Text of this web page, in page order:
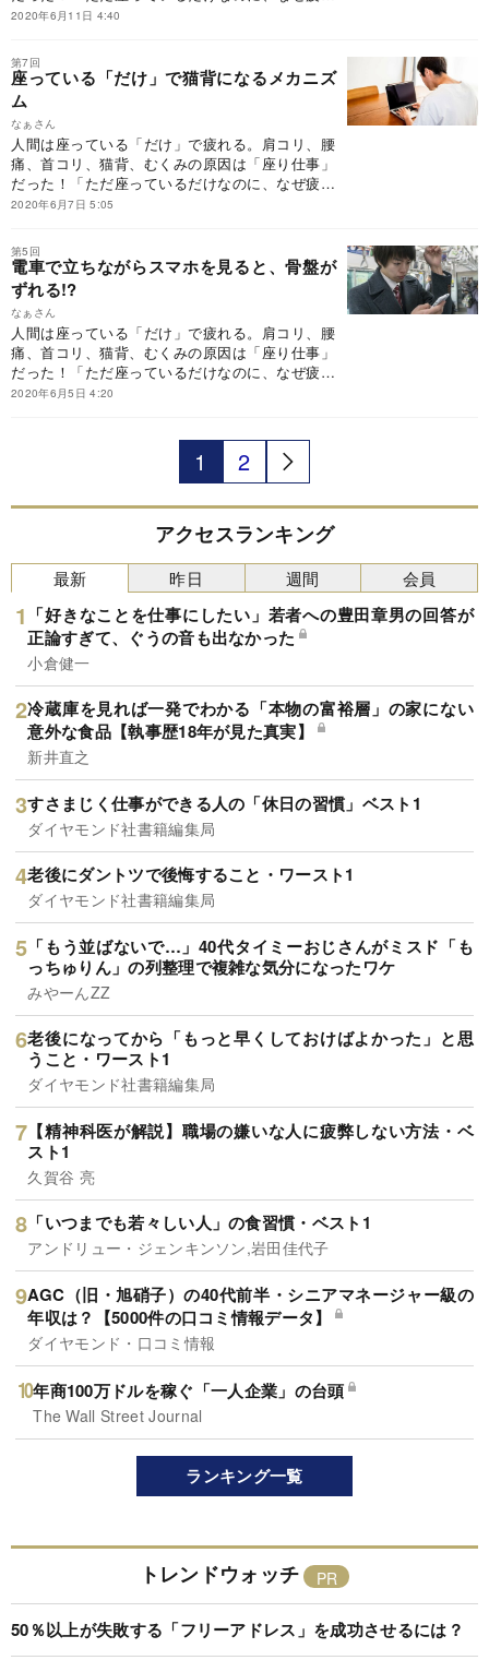
てしまうのか」。その答えはシンプルで明快。
流が悪くなり、コリが生まれる」から。硬くなっ
た筋肉を徹底的にほぐし、コリをとる。それには
ストレッチしかない。
2020年6月11日 4:40
第7回
座っている「だけ」で猫背になるメカニズ
ム
なぁさん
人間は座っている「だけ」で疲れる。肩コリ、腰
痛、首コリ、猫背、むくみの原因は「座り仕事」
だった！「ただ座っているだけなのに、なぜ疲れ
てしまうのか」。その答えはシンプルで明快。
流が悪くなり、コリが生まれる」から。硬くなっ
た筋肉を徹底的にほぐし、コリをとる。それには
ストレッチしかない。
2020年6月7日 5:05
第5回
電車で立ちながらスマホを見ると、骨盤が
ずれる!?
なぁさん
人間は座っている「だけ」で疲れる。肩コリ、腰
痛、首コリ、猫背、むくみの原因は「座り仕事」
だった！「ただ座っているだけなのに、なぜ疲れ
てしまうのか」。その答えはシンプルで明快。
た筋肉を徹底的にほぐし、コリをとる。それには
2020年6月5日 4:20
1 2
アクセスランキング
最新
「好きなことを仕事にしたい」若者への豊田章男の回答が
正論すぎて、ぐうの音も出なかった
小倉健一
冷蔵庫を見れば一発でわかる「本物の富裕層」の家にない
意外な食品【執事歴18年が見た真実】
新井直之
すさまじく仕事ができる人の「休日の習慣」ベスト1
ダイヤモンド社書籍編集局
老後にダントツで後悔すること・ワースト1
ダイヤモンド社書籍編集局
「もう並ばないで…」40代タイミーおじさんがミスド「も
っちゅりん」の列整理で複雑な気分になったワケ
みやーんZZ
老後になってから「もっと早くしておけばよかった」と思
うこと・ワースト1
ダイヤモンド社書籍編集局
【精神科医が解説】職場の嫌いな人に疲弊しない方法・ベ
スト1
久賀谷 亮
「いつまでも若々しい人」の食習慣・ベスト1
アンドリュー・ジェンキンソン,岩田佳代子
AGC（旧・旭硝子）の40代前半・シニアマネージャー級の
年収は？【5000件の口コミ情報データ】
ダイヤモンド・口コミ情報
年商100万ドルを稼ぐ「一人企業」の台頭
The Wall Street Journal
昨日 週間 会員
ランキング一覧
トレンドウォッチ
50％以上が失敗する「フリーアドレス」を成功させるには？